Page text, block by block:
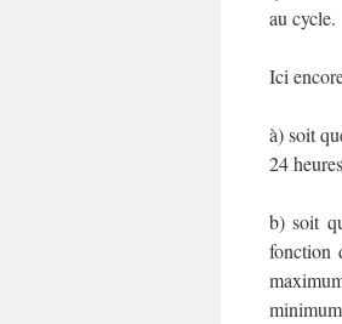
au cycle.
Ici
à) soit
24
b) soit
fonction